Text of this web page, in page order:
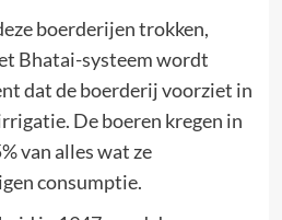
boerderijen trokken,
Bhatai-systeem wordt
dat de boerderij voorziet in
De boeren kregen in
van alles wat ze
consumptie.